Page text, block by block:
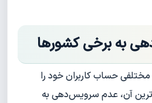
به برخی کشورها
حساب کاربران خود را
آن، عدم سرویس‌دهی به